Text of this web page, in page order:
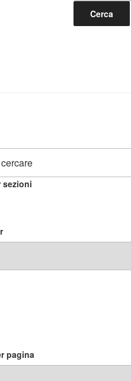
sezioni
pagina